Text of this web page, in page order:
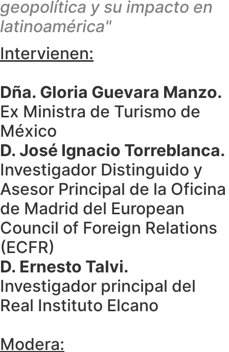
geopolítica y su impacto en
latinoamérica"
Intervienen:
Dña. Gloria Guevara Manzo.
Ex Ministra de Turismo de
México
D. José Ignacio Torreblanca.
Investigador Distinguido y
Asesor Principal de la Oficina
de Madrid del European
Council of Foreign Relations
(ECFR)
D. Ernesto Talvi.
Investigador principal del
Real Instituto Elcano
Modera: